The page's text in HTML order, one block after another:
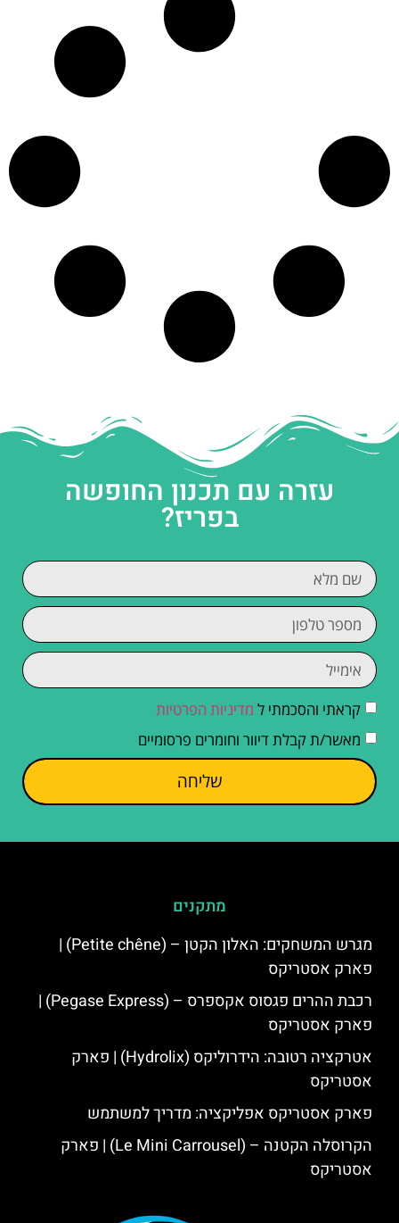
עזרה עם תכנון החופשה
בפריז?
קראתי והסכמתי ל מדיניות הפרטיות
מאשר/ת קבלת דיוור וחומרים פרסומיים
שליחה
מתקנים
מגרש המשחקים: האלון הקטן – (Petite chêne) |
פארק אסטריקס
רכבת ההרים פגסוס אקספרס – (Pegase Express) |
פארק אסטריקס
אטרקציה רטובה: הידרוליקס (Hydrolix) | פארק
אסטריקס
פארק אסטריקס אפליקציה: מדריך למשתמש
הקרוסלה הקטנה – (Le Mini Carrousel) | פארק
אסטריקס